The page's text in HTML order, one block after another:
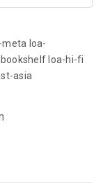
meta loa-
bookshelf loa-hi-fi
asia